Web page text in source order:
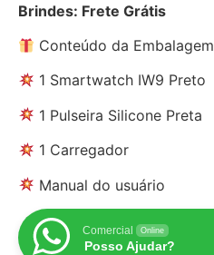
Brindes: Frete Grátis
Conteúdo da Embalagem
1 Smartwatch IW9 Preto
1 Pulseira Silicone Preta
1 Carregador
Manual do usuário
Comercial Online
Posso Ajudar?